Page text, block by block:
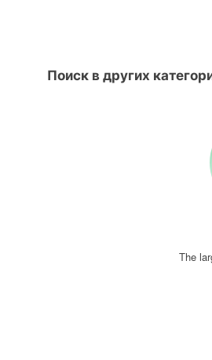
Поиск в других
The